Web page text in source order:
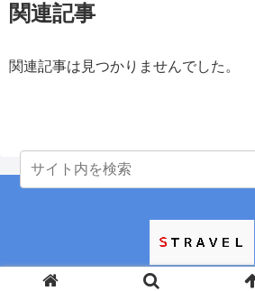
関連記事
関連記事は見つかりませんでした。